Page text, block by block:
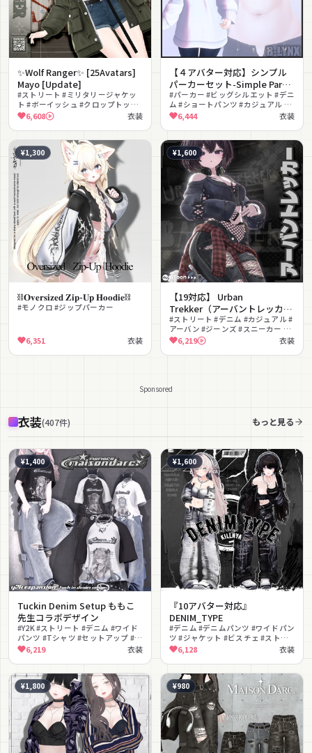
✨Wolf Ranger✨ [25Avatars]
Mayo [Update]
#ストリート #ミリタリージャケッ
ト #ボーイッシュ #クロップトップ
#デニム #アウトドア #ショートパン
ツ #カジュアル #MA対応 #lilToon
対応
6,608 衣装
【４アバター対応】シンプル
パーカーセット-Simple Parka
Set-
#パーカー #ビッグシルエット #デニ
ム #ショートパンツ #カジュアル #
シンプル #MA対応 #lilToon対応
#PhysBone対応 #ギミック
6,444 衣装
¥1,300
⛓️𝐎𝐯𝐞𝐫𝐬𝐢𝐳𝐞𝐝 𝐙𝐢𝐩-𝐔𝐩 𝐇𝐨𝐨𝐝𝐢𝐞⛓️
#モノクロ #ジップパーカー
6,351 衣装
¥1,600
【19対応】 Urban
Trekker（アーバントレッカ
ー） 【VRChat想定】
#ストリート #デニム #カジュアル #
アーバン #ジーンズ #スニーカー #
ボーイッシュ #シェイプキー #色変
更可能
6,219 衣装
Sponsored
衣装(407件) もっと見る
¥1,400
Tuckin Denim Setup ももこ
先生コラボデザイン
#Y2K #ストリート #デニム #ワイド
パンツ #Tシャツ #セットアップ #ク
ール #チェーン #lilToon対応
6,219 衣装
¥1,600
『10アバター対応』
DENIM_TYPE
#デニム #デニムパンツ #ワイドパン
ツ #ジャケット #ビスチェ #ストリ
ート #クール #Y2K #シェイプキー
#lilToon対応
6,128 衣装
¥1,800 ¥980